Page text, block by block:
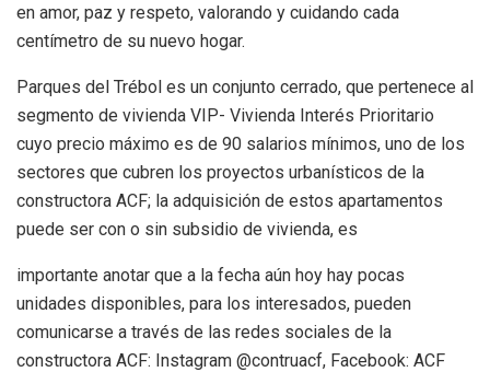
en amor, paz y respeto, valorando y cuidando cada
centímetro de su nuevo hogar.
Parques del Trébol es un conjunto cerrado, que pertenece al
segmento de vivienda VIP- Vivienda Interés Prioritario
cuyo precio máximo es de 90 salarios mínimos, uno de los
sectores que cubren los proyectos urbanísticos de la
constructora ACF; la adquisición de estos apartamentos
puede ser con o sin subsidio de vivienda, es
importante anotar que a la fecha aún hoy hay pocas
unidades disponibles, para los interesados, pueden
comunicarse a través de las redes sociales de la
constructora ACF: Instagram @contruacf, Facebook: ACF